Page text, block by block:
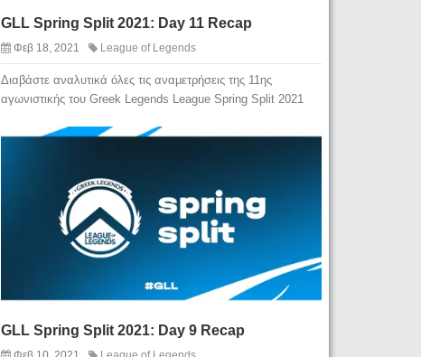
GLL Spring Split 2021: Day 11 Recap
Φεβ 18, 2021 League of Legends
Διαβάστε αναλυτικά όλες τις αναμετρήσεις της 11ης
αγωνιστικής του Greek Legends League Spring Split 2021
GLL Spring Split 2021: Day 9 Recap